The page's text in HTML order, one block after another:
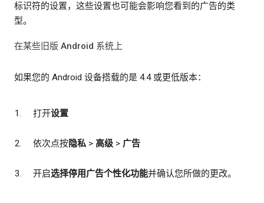
标识符的设置，这些设置也可能会影响您看到的广告的类
型。
在某些旧版 Android 系统上
如果您的 Android 设备搭载的是 4.4 或更低版本：
打开设置
依次点按隐私 > 高级 > 广告
开启选择停用广告个性化功能并确认您所做的更改。